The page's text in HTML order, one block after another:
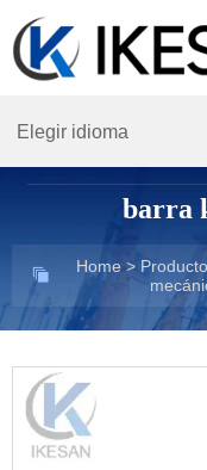
Elegir idioma
barra
 Home >